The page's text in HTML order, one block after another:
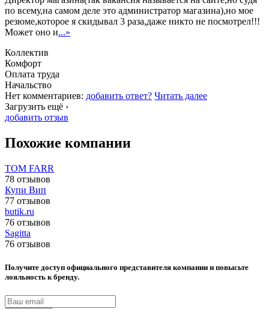
по всему,на самом деле это администратор магазина),но мое
резюме,которое я скидывал 3 раза,даже никто не посмотрел!!!
Может оно и...»
Коллектив
Комфорт
Оплата труда
Начальство
Нет комментариев: добавить ответ? Читать далее
Загрузить ещё ›
добавить отзыв
Похожие компании
TOM FARR
78 отзывов
Купи Вип
77 отзывов
butik.ru
76 отзывов
Sagitta
76 отзывов
Получите доступ официального представителя компании и повысьте
лояльность к бренду.